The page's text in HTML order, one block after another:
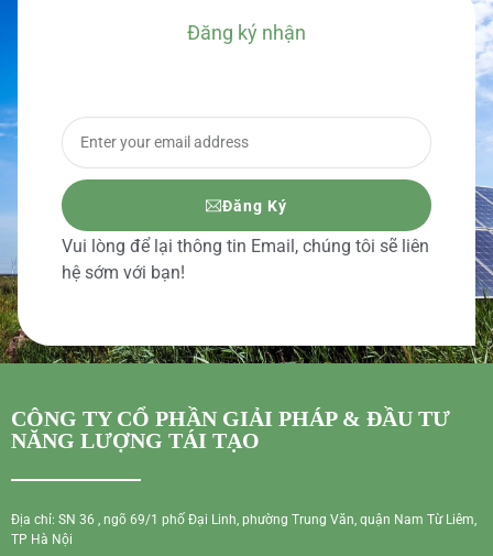
Đăng ký nhận
Đăng Ký
Vui lòng để lại thông tin Email, chúng tôi sẽ liên
hệ sớm với bạn!
CÔNG TY CỔ PHẦN GIẢI PHÁP & ĐẦU TƯ
NĂNG LƯỢNG TÁI TẠO
Địa chỉ: SN 36 , ngõ 69/1 phố Đại Linh, phường Trung Văn, quận Nam Từ Liêm,
TP Hà Nội